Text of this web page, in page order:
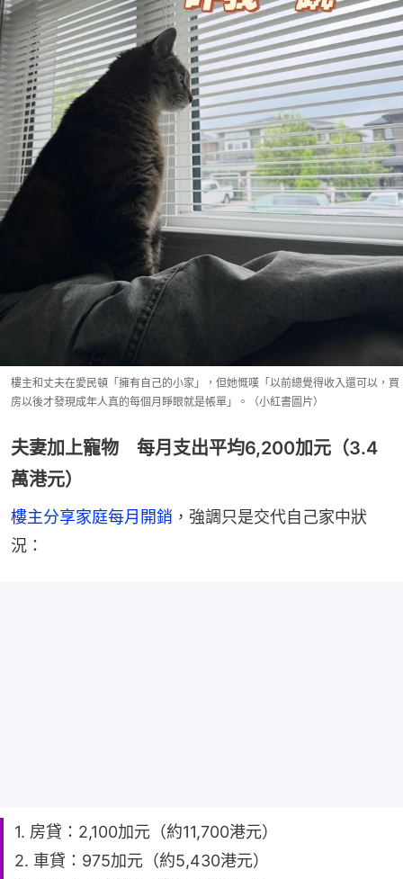
樓主和丈夫在愛民頓「擁有自己的小家」，但她慨嘆「以前總覺得收入還可以，買
房以後才發現成年人真的每個月睜眼就是帳單」。（小紅書圖片）
夫妻加上寵物 每月支出平均6,200加元（3.4
萬港元）
樓主分享家庭每月開銷 ，強調只是交代自己家中狀
況：
1. 房貸：2,100加元（約11,700港元）
2. 車貸：975加元（約5,430港元）